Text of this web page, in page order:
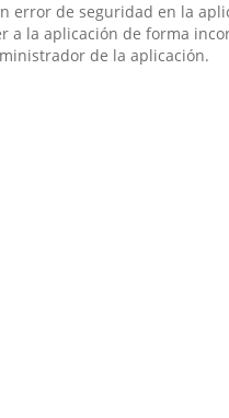
error de seguridad en la
a la aplicación de forma
de la aplicación.